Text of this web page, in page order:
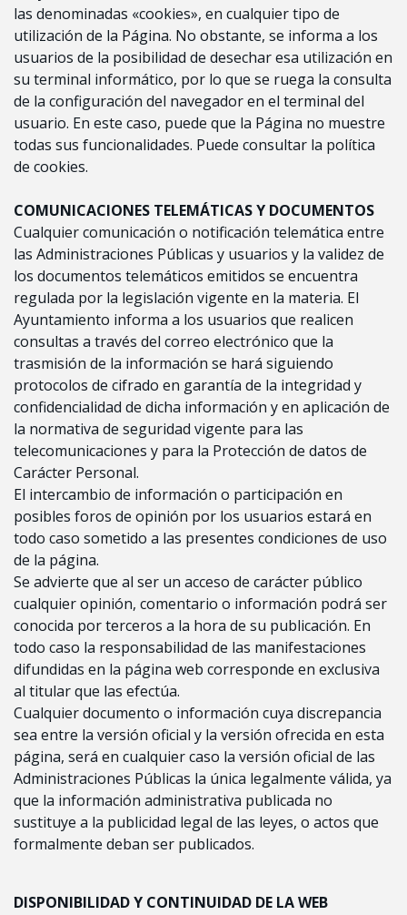
las denominadas «cookies», en cualquier tipo de
utilización de la Página. No obstante, se informa a los
usuarios de la posibilidad de desechar esa utilización en
su terminal informático, por lo que se ruega la consulta
de la configuración del navegador en el terminal del
usuario. En este caso, puede que la Página no muestre
todas sus funcionalidades. Puede consultar la política
de cookies.
COMUNICACIONES TELEMÁTICAS Y DOCUMENTOS
Cualquier comunicación o notificación telemática entre
las Administraciones Públicas y usuarios y la validez de
los documentos telemáticos emitidos se encuentra
regulada por la legislación vigente en la materia. El
Ayuntamiento informa a los usuarios que realicen
consultas a través del correo electrónico que la
trasmisión de la información se hará siguiendo
protocolos de cifrado en garantía de la integridad y
confidencialidad de dicha información y en aplicación de
la normativa de seguridad vigente para las
telecomunicaciones y para la Protección de datos de
Carácter Personal.
El intercambio de información o participación en
posibles foros de opinión por los usuarios estará en
todo caso sometido a las presentes condiciones de uso
de la página.
Se advierte que al ser un acceso de carácter público
cualquier opinión, comentario o información podrá ser
conocida por terceros a la hora de su publicación. En
todo caso la responsabilidad de las manifestaciones
difundidas en la página web corresponde en exclusiva
al titular que las efectúa.
Cualquier documento o información cuya discrepancia
sea entre la versión oficial y la versión ofrecida en esta
página, será en cualquier caso la versión oficial de las
Administraciones Públicas la única legalmente válida, ya
que la información administrativa publicada no
sustituye a la publicidad legal de las leyes, o actos que
formalmente deban ser publicados.
DISPONIBILIDAD Y CONTINUIDAD DE LA WEB